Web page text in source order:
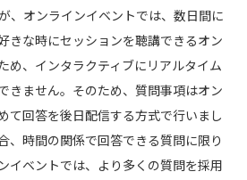
、オンラインイベントでは、数日間に
きな時にセッションを聴講できるオン
め、インタラクティブにリアルタイム
きません。そのため、質問事項はオン
て回答を後日配信する方式で行いまし
、時間の関係で回答できる質問に限り
イベントでは、より多くの質問を採用